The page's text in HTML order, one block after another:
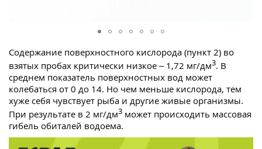
Содержание поверхностного кислорода (пункт 2) во
взятых пробах критически низкое – 1,72 мг/дм3. В
среднем показатель поверхностных вод может
колебаться от 0 до 14. Но чем меньше кислорода, тем
хуже себя чувствует рыба и другие живые организмы.
При результате в 2 мг/дм3 может происходить массовая
гибель обиталей водоема.